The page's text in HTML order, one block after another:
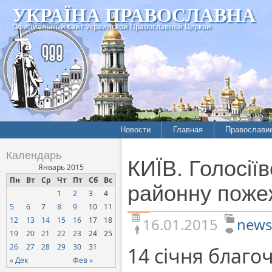
УКРАЇНА ПРАВОСЛАВНА
Официальный сайт Украинской Православной Церкви
Новости
Межконфессиональные
отношения
Нарушения прав
верующих
Официальная хроника
СОЦИАЛЬНОЕ
Главная
История
Хроники
Календарь
Январь 2015
Пн
Вт Ср Чт Пт Сб Вс
« Дек Фев »
1 2 3
4
5
6 7 8 9 10
11
12
13 14 15 16 17
18
19
20 21 22 23 24
25
26
27 28 29 30 31
КИЇВ.
районну
16.01.2015 news
14 січня